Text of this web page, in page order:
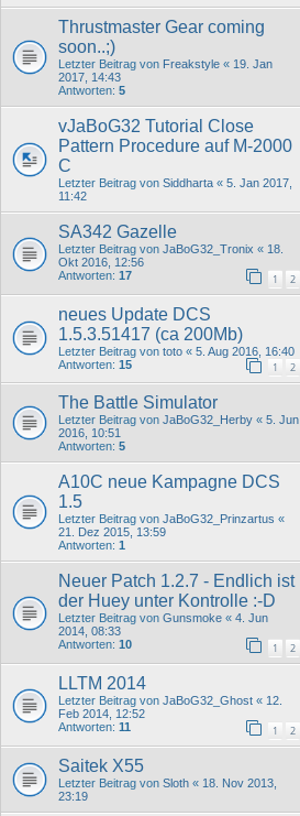
Thrustmaster Gear coming
soon..;)
Letzter Beitrag von Freakstyle « 19. Jan
2017, 14:43
Antworten: 5
vJaBoG32 Tutorial Close
Pattern Procedure auf M-2000
C
Letzter Beitrag von Siddharta « 5. Jan 2017,
11:42
SA342 Gazelle
Letzter Beitrag von JaBoG32_Tronix « 18.
Okt 2016, 12:56
Antworten: 17 1 2
neues Update DCS
1.5.3.51417 (ca 200Mb)
Letzter Beitrag von toto « 5. Aug 2016, 16:40
Antworten: 15 1 2
The Battle Simulator
Letzter Beitrag von JaBoG32_Herby « 5. Jun
2016, 10:51
Antworten: 5
A10C neue Kampagne DCS
1.5
Letzter Beitrag von JaBoG32_Prinzartus «
21. Dez 2015, 13:59
Antworten: 1
Neuer Patch 1.2.7 - Endlich ist
der Huey unter Kontrolle :-D
Letzter Beitrag von Gunsmoke « 4. Jun
2014, 08:33
Antworten: 10 1 2
LLTM 2014
Letzter Beitrag von JaBoG32_Ghost « 12.
Feb 2014, 12:52
Antworten: 11 1 2
Saitek X55
Letzter Beitrag von Sloth « 18. Nov 2013,
23:19